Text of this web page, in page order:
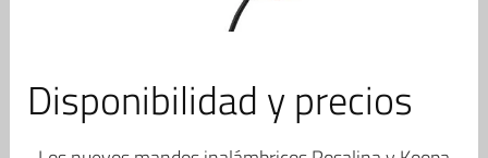
Disponibilidad y precios